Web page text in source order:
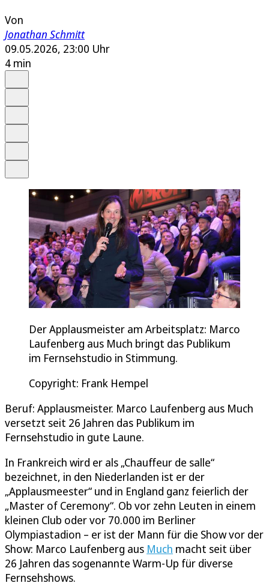
Von
Jonathan Schmitt
09.05.2026, 23:00 Uhr
4 min
Der Applausmeister am Arbeitsplatz: Marco
Laufenberg aus Much bringt das Publikum
im Fernsehstudio in Stimmung.
Copyright: Frank Hempel
Beruf: Applausmeister. Marco Laufenberg aus Much
versetzt seit 26 Jahren das Publikum im
Fernsehstudio in gute Laune.
In Frankreich wird er als „Chauffeur de salle“
bezeichnet, in den Niederlanden ist er der
„Applausmeester“ und in England ganz feierlich der
„Master of Ceremony“. Ob vor zehn Leuten in einem
kleinen Club oder vor 70.000 im Berliner
Olympiastadion – er ist der Mann für die Show vor der
Show: Marco Laufenberg aus Much macht seit über
26 Jahren das sogenannte Warm-Up für diverse
Fernsehshows.